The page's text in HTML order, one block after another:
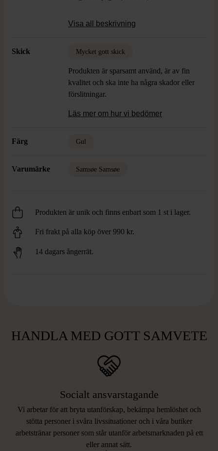
Visa all beskrivning
Skick Mycket gott skick
Produkten är sparsamt använd, är av fin
kvalitet och ska inte ha några skador eller
förslitningar.
Läs mer om hur vi bedömer
Färg Gul
Varumärke Samsøe Samsøe
Produkten är unik och finns enbart som 1 st i lager.
Fri frakt på alla köp över 990 kr.
14 dagars ångerrät.
HANDLA MED GOTT SAMVETE
Socialt ansvarstagande
Vi arbetar för att bryta utanförskap, bekämpa hemlöshet och
stötta personer i svåra livssituationer och i våra butiker
arbetstränar personer som står utanför arbetsmarknaden på ett
eller annat sätt.